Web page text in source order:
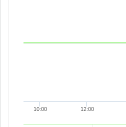
10:00 12:00